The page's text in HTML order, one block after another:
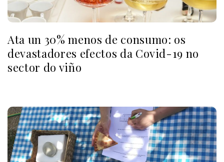
Ata un 30% menos de consumo: os
devastadores efectos da Covid-19 no
sector do viño